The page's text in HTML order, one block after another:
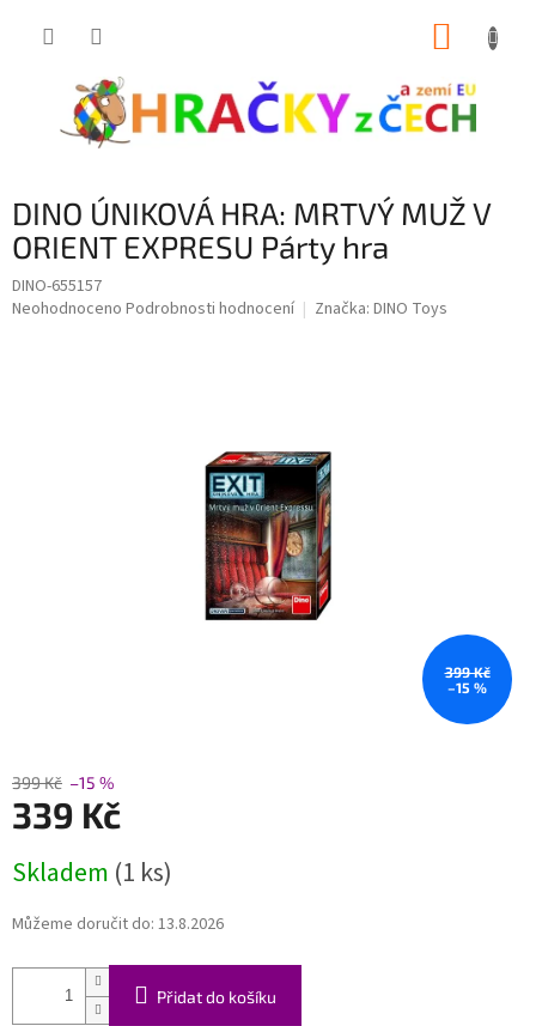
DINO ÚNIKOVÁ HRA: MRTVÝ MUŽ V
ORIENT EXPRESU Párty hra
DINO-655157
Průměrné
Neohodnoceno Podrobnosti hodnocení Značka: DINO Toys
399 Kč
–15 %
399 Kč –15 %
339 Kč
cena:
Skladem (1 ks)
Můžeme doručit do: 13.8.2026
Přidat do košíku